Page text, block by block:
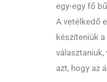
egy-egy fő
A vetélkedő
készíteniük
azt, hogy az